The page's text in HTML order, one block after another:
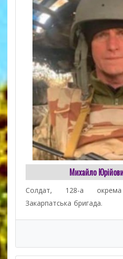
Михайло
Солдат, 128-а окрема
Закарпатська бригада.